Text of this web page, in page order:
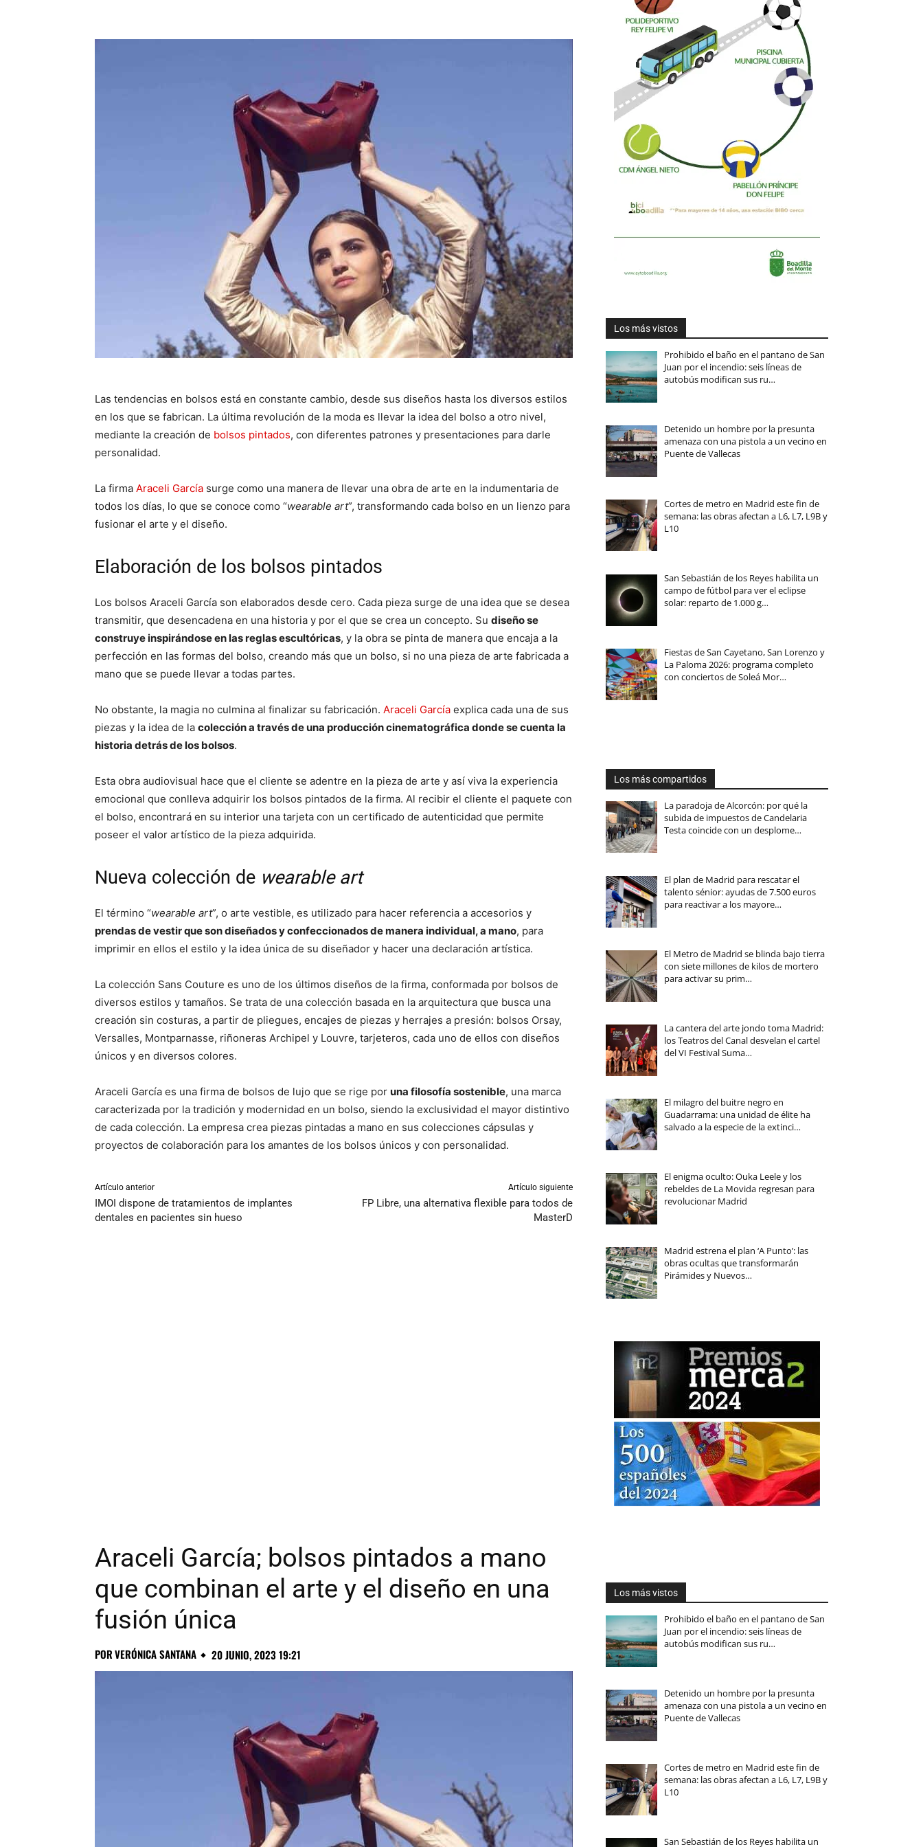
Las tendencias en bolsos está en constante cambio, desde sus diseños hasta los diversos estilos
en los que se fabrican. La última revolución de la moda es llevar la idea del bolso a otro nivel,
mediante la creación de bolsos pintados, con diferentes patrones y presentaciones para darle
personalidad.
La firma Araceli García surge como una manera de llevar una obra de arte en la indumentaria de
todos los días, lo que se conoce como “wearable art”, transformando cada bolso en un lienzo para
fusionar el arte y el diseño.
Elaboración de los bolsos pintados
Los bolsos Araceli García son elaborados desde cero. Cada pieza surge de una idea que se desea
transmitir, que desencadena en una historia y por el que se crea un concepto. Su diseño se
construye inspirándose en las reglas escultóricas, y la obra se pinta de manera que encaja a la
perfección en las formas del bolso, creando más que un bolso, si no una pieza de arte fabricada a
mano que se puede llevar a todas partes.
No obstante, la magia no culmina al finalizar su fabricación. Araceli García explica cada una de sus
piezas y la idea de la colección a través de una producción cinematográfica donde se cuenta la
historia detrás de los bolsos.
Esta obra audiovisual hace que el cliente se adentre en la pieza de arte y así viva la experiencia
emocional que conlleva adquirir los bolsos pintados de la firma. Al recibir el cliente el paquete con
el bolso, encontrará en su interior una tarjeta con un certificado de autenticidad que permite
poseer el valor artístico de la pieza adquirida.
Nueva colección de wearable art
El término “wearable art”, o arte vestible, es utilizado para hacer referencia a accesorios y
prendas de vestir que son diseñados y confeccionados de manera individual, a mano, para
imprimir en ellos el estilo y la idea única de su diseñador y hacer una declaración artística.
La colección Sans Couture es uno de los últimos diseños de la firma, conformada por bolsos de
diversos estilos y tamaños. Se trata de una colección basada en la arquitectura que busca una
creación sin costuras, a partir de pliegues, encajes de piezas y herrajes a presión: bolsos Orsay,
Versalles, Montparnasse, riñoneras Archipel y Louvre, tarjeteros, cada uno de ellos con diseños
únicos y en diversos colores.
Araceli García es una firma de bolsos de lujo que se rige por una filosofía sostenible, una marca
caracterizada por la tradición y modernidad en un bolso, siendo la exclusividad el mayor distintivo
de cada colección. La empresa crea piezas pintadas a mano en sus colecciones cápsulas y
proyectos de colaboración para los amantes de los bolsos únicos y con personalidad.
Artículo anterior
IMOI dispone de tratamientos de implantes
dentales en pacientes sin hueso
Artículo siguiente
FP Libre, una alternativa flexible para todos de
MasterD
Los más vistos
Prohibido el baño en el pantano de San
Juan por el incendio: seis líneas de
autobús modifican sus ru…
Detenido un hombre por la presunta
amenaza con una pistola a un vecino en
Puente de Vallecas
Cortes de metro en Madrid este fin de
semana: las obras afectan a L6, L7, L9B y
L10
San Sebastián de los Reyes habilita un
campo de fútbol para ver el eclipse
solar: reparto de 1.000 g…
Fiestas de San Cayetano, San Lorenzo y
La Paloma 2026: programa completo
con conciertos de Soleá Mor…
Los más compartidos
La paradoja de Alcorcón: por qué la
subida de impuestos de Candelaria
Testa coincide con un desplome…
El plan de Madrid para rescatar el
talento sénior: ayudas de 7.500 euros
para reactivar a los mayore…
El Metro de Madrid se blinda bajo tierra
con siete millones de kilos de mortero
para activar su prim…
La cantera del arte jondo toma Madrid:
los Teatros del Canal desvelan el cartel
del VI Festival Suma…
El milagro del buitre negro en
Guadarrama: una unidad de élite ha
salvado a la especie de la extinci…
El enigma oculto: Ouka Leele y los
rebeldes de La Movida regresan para
revolucionar Madrid
Madrid estrena el plan ‘A Punto’: las
obras ocultas que transformarán
Pirámides y Nuevos…
Araceli García; bolsos pintados a mano
que combinan el arte y el diseño en una
fusión única
PORVERÓNICA SANTANA 20 JUNIO, 2023 19:21
Los más vistos
Prohibido el baño en el pantano de San
Juan por el incendio: seis líneas de
autobús modifican sus ru…
Detenido un hombre por la presunta
amenaza con una pistola a un vecino en
Puente de Vallecas
Cortes de metro en Madrid este fin de
semana: las obras afectan a L6, L7, L9B y
L10
San Sebastián de los Reyes habilita un